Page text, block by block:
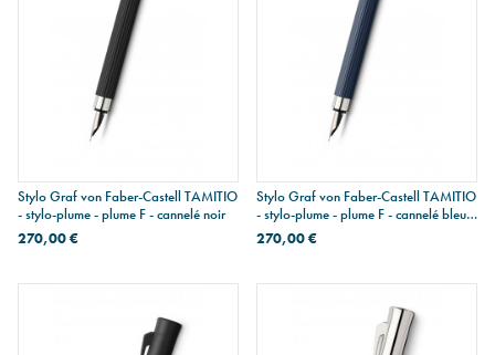
Stylo Graf von Faber-Castell TAMITIO
- stylo-plume - plume F - cannelé noir
270,00 €
Stylo Graf von Faber-Castell TAMITIO
- stylo-plume - plume F - cannelé bleu
nuit
270,00 €